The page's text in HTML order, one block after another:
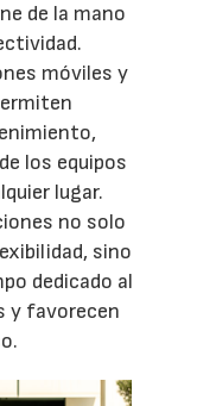
de la mano
móviles y
los equipos
lugar.
no solo
sino
dedicado al
y favorecen